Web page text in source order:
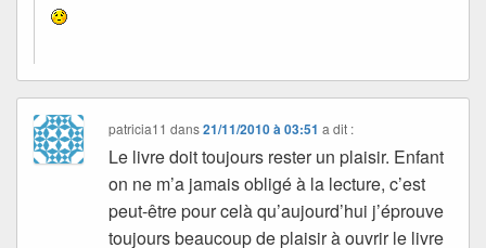
patricia11 dans21/11/2010 à 03:51 a dit :
Le livre doit toujours rester un plaisir. Enfant
on ne m’a jamais obligé à la lecture, c’est
peut-être pour celà qu’aujourd’hui j’éprouve
toujours beaucoup de plaisir à ouvrir le livre